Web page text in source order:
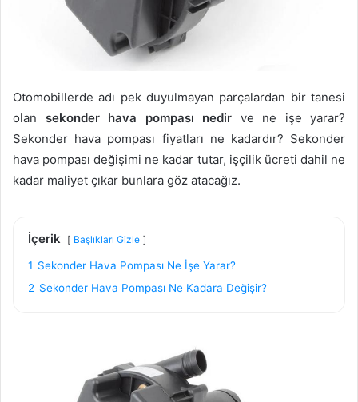
Otomobillerde adı pek duyulmayan parçalardan bir tanesi
olan sekonder hava pompası nedir ve ne işe yarar?
Sekonder hava pompası fiyatları ne kadardır? Sekonder
hava pompası değişimi ne kadar tutar, işçilik ücreti dahil ne
kadar maliyet çıkar bunlara göz atacağız.
İçerik Başlıkları Gizle
1 Sekonder Hava Pompası Ne İşe Yarar?
2 Sekonder Hava Pompası Ne Kadara Değişir?